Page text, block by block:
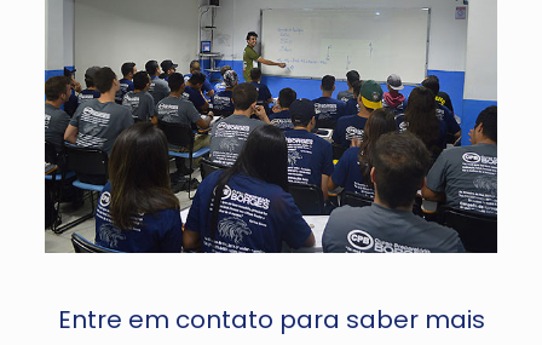
Entre em contato para saber mais